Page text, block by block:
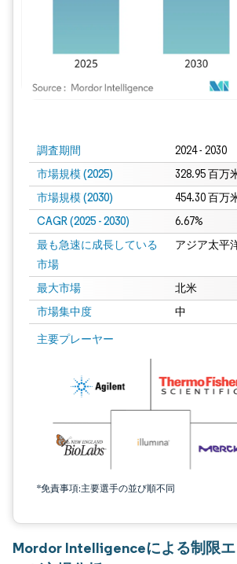
調査期間 2024 - 2030
市場規模 (2025) 328.95 百万
市場規模 (2030) 454.30 百万
CAGR (2025 - 2030) 6.67%
最も急速に成長している
市場
アジア太平
最大市場 北米
市場集中度 中
主要プレーヤー
*免責事項:主要選手の並び順不同
Mordor Intelligenceによる制限